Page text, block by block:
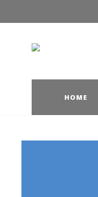
HOME